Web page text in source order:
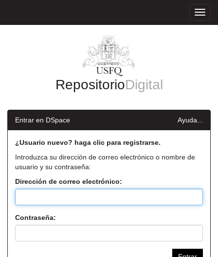
RepositorioDigital
Entrar en DSpace Ayuda...
¿Usuario nuevo? haga clic para registrarse.
Introduzca su dirección de correo electrónico o nombre de
usuario y su contraseña:
Dirección de correo electrónico:
Contraseña: